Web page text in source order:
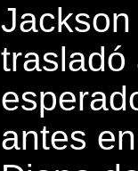
trasladó
antes